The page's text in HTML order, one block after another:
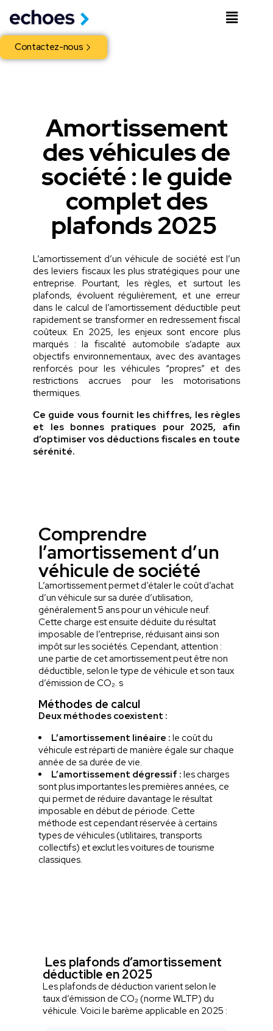
Contactez-nous
Amortissement
des véhicules de
société : le guide
complet des
plafonds 2025
L’amortissement d’un véhicule de société est l’un
des leviers fiscaux les plus stratégiques pour une
entreprise. Pourtant, les règles, et surtout les
plafonds, évoluent régulièrement, et une erreur
dans le calcul de l’amortissement déductible peut
rapidement se transformer en redressement fiscal
coûteux. En 2025, les enjeux sont encore plus
marqués : la fiscalité automobile s’adapte aux
objectifs environnementaux, avec des avantages
renforcés pour les véhicules “propres” et des
restrictions accrues pour les motorisations
thermiques.
Ce guide vous fournit les chiffres, les règles
et les bonnes pratiques pour 2025, afin
d’optimiser vos déductions fiscales en toute
sérénité.
Comprendre
l’amortissement d’un
véhicule de société
L’amortissement permet d’étaler le coût d’achat
d’un véhicule sur sa durée d’utilisation,
généralement 5 ans pour un véhicule neuf.
Cette charge est ensuite déduite du résultat
imposable de l’entreprise, réduisant ainsi son
impôt sur les sociétés. Cependant, attention :
une partie de cet amortissement peut être non
déductible, selon le type de véhicule et son taux
d’émission de CO₂. s
Méthodes de calcul
Deux méthodes coexistent :
L’amortissement linéaire : le coût du
véhicule est réparti de manière égale sur chaque
année de sa durée de vie.
L’amortissement dégressif : les charges
sont plus importantes les premières années, ce
qui permet de réduire davantage le résultat
imposable en début de période. Cette
méthode est cependant réservée à certains
types de véhicules (utilitaires, transports
collectifs) et exclut les voitures de tourisme
classiques.
Les plafonds d’amortissement
déductible en 2025
Les plafonds de déduction varient selon le
taux d’émission de CO₂ (norme WLTP) du
véhicule. Voici le barème applicable en 2025 :